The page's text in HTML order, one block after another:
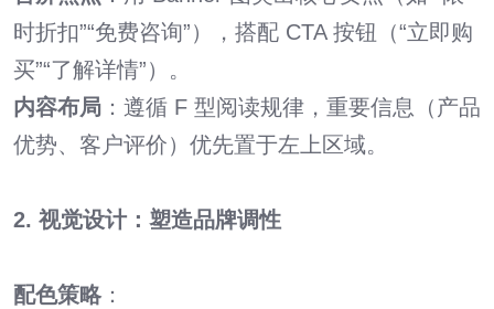
时折扣”“免费咨询”），搭配 CTA 按钮（“立即购
买”“了解详情”）。
内容布局 ：遵循 F 型阅读规律，重要信息（产品
优势、客户评价）优先置于左上区域。
2. 视觉设计：塑造品牌调性
配色策略：